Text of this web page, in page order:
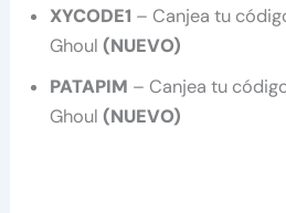
XYCODE1 – Canjea tu
Ghoul(NUEVO)
PATAPIM – Canjea tu
Ghoul(NUEVO)